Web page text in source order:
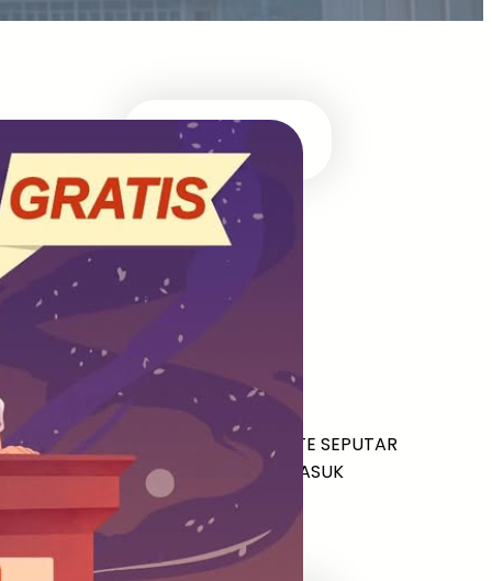
Masuk Univ Impian
UTBK SNBT
MEDIA INFOMRASI TERUPDATE SEPUTAR
KAMPUS DAN UJIAN MASUK
YouTube